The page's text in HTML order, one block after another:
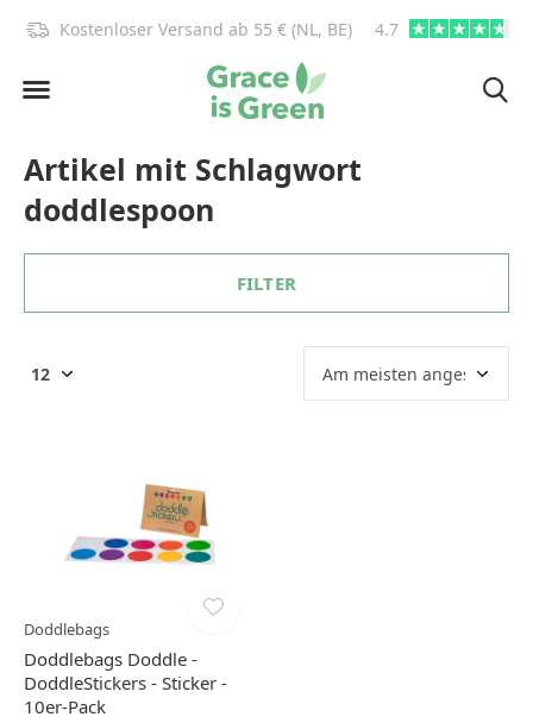
Kostenloser Versand ab 55 € (NL, BE) 4.7
Artikel mit Schlagwort
doddlespoon
FILTER
Doddlebags
Doddlebags Doddle -
DoddleStickers - Sticker -
10er-Pack